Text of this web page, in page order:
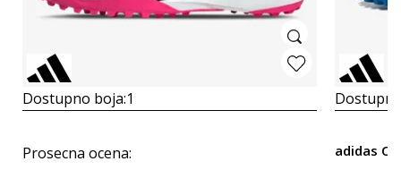
Dostupno boja:1
Prosecna ocena: adidas